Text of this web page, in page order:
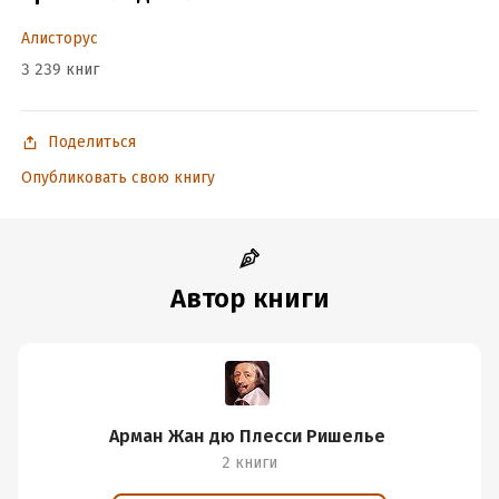
Год издания:
2023
Дата поступления:
ISBN (EAN):
Алисторус
3 239 книг
Поделиться
Опубликовать свою книгу
Автор книги
Арман Жан дю Плесси Ришелье
2 книги